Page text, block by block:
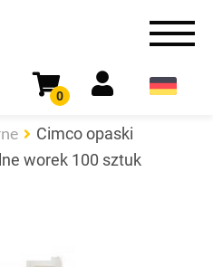
0
Cimco opaski
worek 100 sztuk